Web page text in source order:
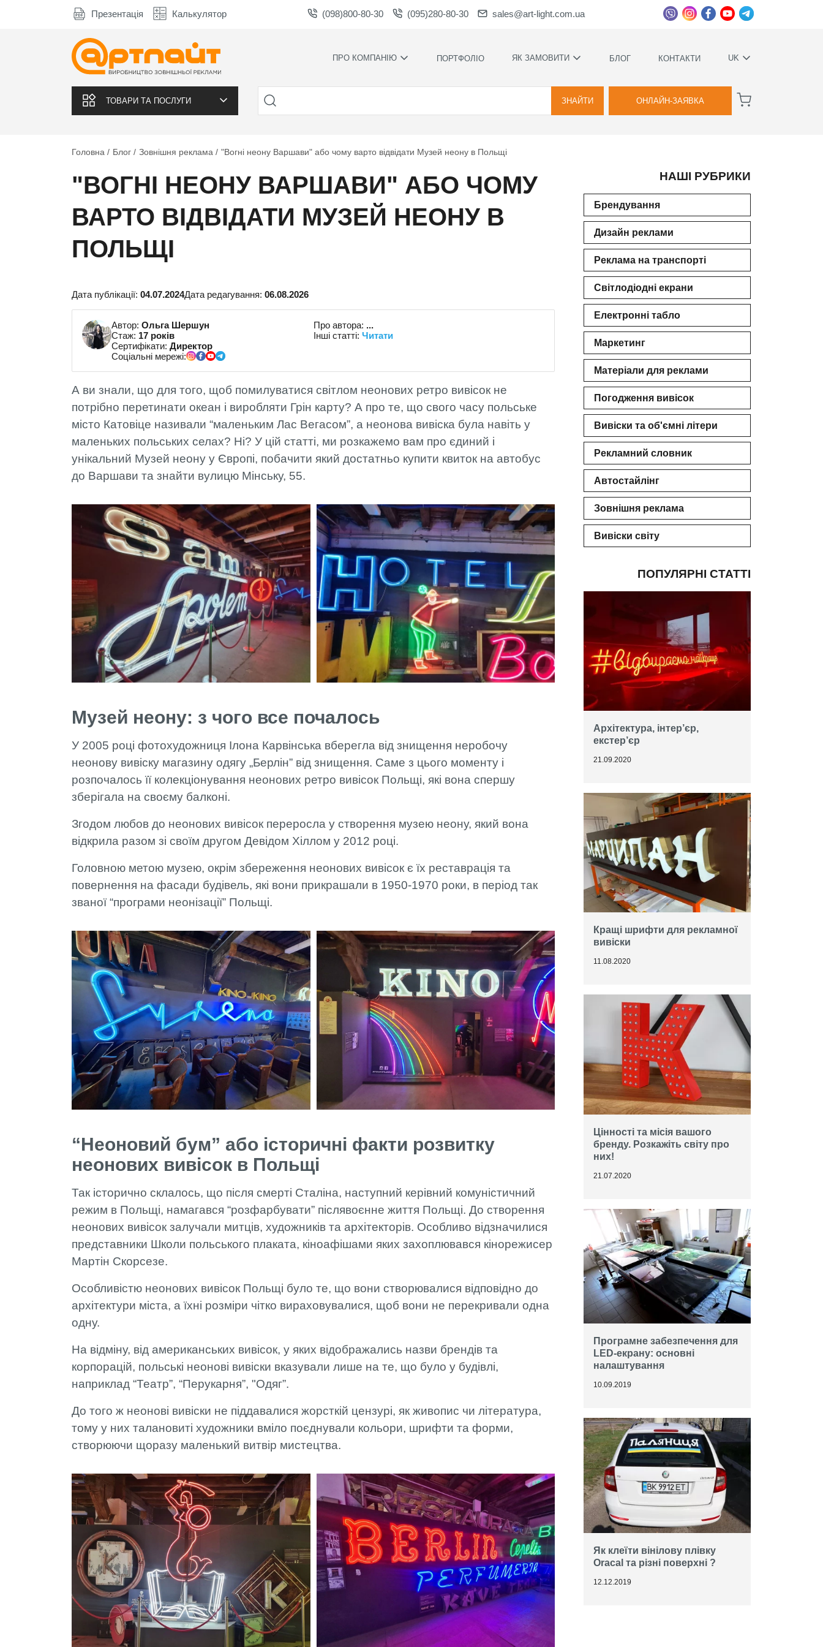
Презентація Калькулятор (098)800-80-30 (095)280-80-30 sales@art-light.com.ua
ПРО КОМПАНІЮ
ПОДЯКИ
ЗАВАНТАЖЕННЯ
ПОРТФОЛІО ЯК ЗАМОВИТИ
НАШІ ПЕРЕВАГИ
КОНТРОЛЬ
РОЗРАХУНКОВИЙ
ЧАС
БЛОГ КОНТАКТИ UK
РУССКИЙ
ТОВАРИ ТА ПОСЛУГИ ЗНАЙТИ ОНЛАЙН-ЗАЯВКА
Головна Блог Зовнішня реклама "Вогні неону Варшави" або чому варто відвідати Музей неону в Польщі
"ВОГНІ НЕОНУ ВАРШАВИ" АБО ЧОМУ
ВАРТО ВІДВІДАТИ МУЗЕЙ НЕОНУ В
ПОЛЬЩІ
Дата публікації: 04.07.2024Дата редагування: 06.08.2026
Автор: Ольга Шершун
Стаж: 17 років
Сертифікати: Директор
Соціальні мережі:
Про автора: ...
Інші статті: Читати
А ви знали, що для того, щоб помилуватися світлом неонових ретро вивісок не
потрібно перетинати океан і виробляти Грін карту? А про те, що свого часу польське
місто Катовіце називали “маленьким Лас Вегасом”, а неонова вивіска була навіть у
маленьких польських селах? Ні? У цій статті, ми розкажемо вам про єдиний і
унікальний Музей неону у Європі, побачити який достатньо купити квиток на автобус
до Варшави та знайти вулицю Мінську, 55.
Музей неону: з чого все почалось
У 2005 році фотохудожниця Ілона Карвінська вберегла від знищення неробочу
неонову вивіску магазину одягу „Берлін” від знищення. Саме з цього моменту і
розпочалось її колекціонування неонових ретро вивісок Польщі, які вона спершу
зберігала на своєму балконі.
Згодом любов до неонових вивісок переросла у створення музею неону, який вона
відкрила разом зі своїм другом Девідом Хіллом у 2012 році.
Головною метою музею, окрім збереження неонових вивісок є їх реставрація та
повернення на фасади будівель, які вони прикрашали в 1950-1970 роки, в період так
званої “програми неонізації” Польщі.
“Неоновий бум” або історичні факти розвитку
неонових вивісок в Польщі
Так історично склалось, що після смерті Сталіна, наступний керівний комуністичний
режим в Польщі, намагався “розфарбувати” післявоєнне життя Польщі. До створення
неонових вивісок залучали митців, художників та архітекторів. Особливо відзначилися
представники Школи польського плаката, кіноафішами яких захоплювався кінорежисер
Мартін Скорсезе.
Особливістю неонових вивісок Польщі було те, що вони створювалися відповідно до
архітектури міста, а їхні розміри чітко вираховувалися, щоб вони не перекривали одна
одну.
На відміну, від американських вивісок, у яких відображались назви брендів та
корпорацій, польські неонові вивіски вказували лише на те, що було у будівлі,
наприклад “Театр”, “Перукарня”, "Одяг”.
До того ж неонові вивіски не піддавалися жорсткій цензурі, як живопис чи література,
тому у них талановиті художники вміло поєднували кольори, шрифти та форми,
створюючи щоразу маленький витвір мистецтва.
НАШІ РУБРИКИ
Брендування
Дизайн реклами
Реклама на транспорті
Світлодіодні екрани
Електронні табло
Маркетинг
Матеріали для реклами
Погодження вивісок
Вивіски та об'ємні літери
Рекламний словник
Автостайлінг
Зовнішня реклама
Вивіски світу
ПОПУЛЯРНІ СТАТТІ
Архітектура, інтер’єр,
екстер’єр
21.09.2020
Кращі шрифти для рекламної
вивіски
11.08.2020
Цінності та місія вашого
бренду. Розкажіть світу про
них!
21.07.2020
Програмне забезпечення для
LED-екрану: основні
налаштування
10.09.2019
Як клеїти вінілову плівку
Oracal та різні поверхні ?
12.12.2019